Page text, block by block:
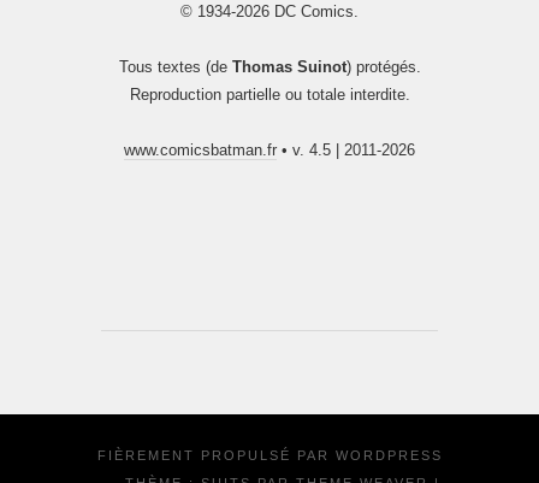
© 1934-2026 DC Comics.
Tous textes (de Thomas Suinot) protégés.
Reproduction partielle ou totale interdite.
www.comicsbatman.fr • v. 4.5 | 2011-2026
FIÈREMENT PROPULSÉ PAR WORDPRESS